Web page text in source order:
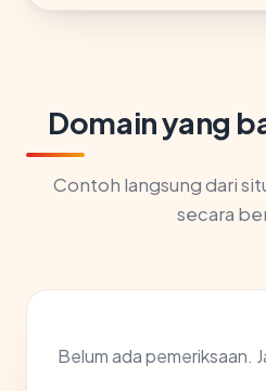
Domain yang
Contoh langsung dari
secara
Belum ada pemeriksaan.